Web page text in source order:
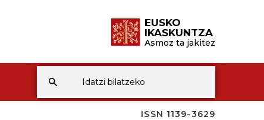
EUSKO
IKASKUNTZA
Asmoz ta jakitez
ISSN 1139-3629